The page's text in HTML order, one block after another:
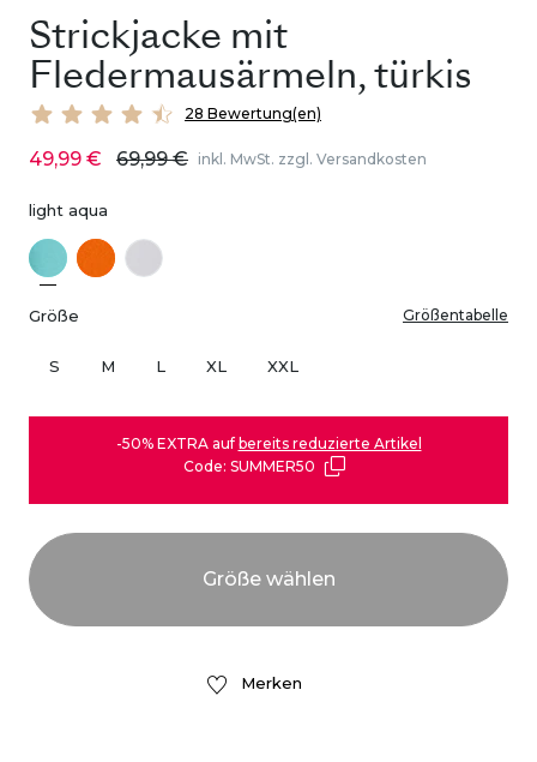
Strickjacke mit
Fledermausärmeln, türkis
28 Bewertung(en)
49,99 € 69,99 € inkl. MwSt. zzgl. Versandkosten
light aqua
Größe Größentabelle
S M L XL XXL
-50% EXTRA auf bereits reduzierte Artikel
Code: SUMMER50
Merken